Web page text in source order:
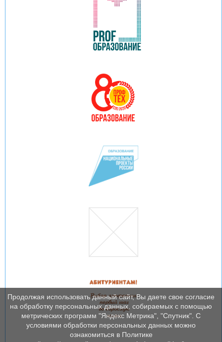
Продолжая использовать данный сайт, Вы даете свое согласие
на обработку персональных данных, собираемых с помощью
метрических программ "Яндекс Метрика", "Спутник". С
условиями обработки персональных данных можно
ознакомиться в Политике